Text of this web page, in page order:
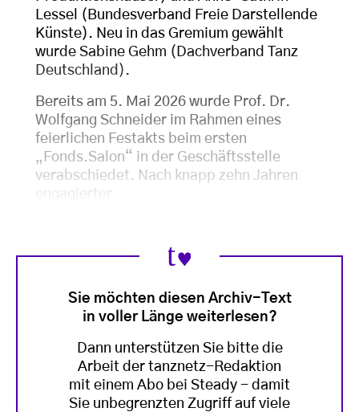
Lessel (Bundesverband Freie Darstellende
Künste). Neu in das Gremium gewählt
wurde Sabine Gehm (Dachverband Tanz
Deutschland).
Bereits am 5. Mai 2026 wurde Prof. Dr.
Wolfgang Schneider im Rahmen eines
feierlichen Festakts beim ersten
„Fonds.Salon“ in der Geschäftsstelle
verabschiedet. Nach knapp zehn Jahren
engagierter
Sie möchten diesen Archiv-Text
in voller Länge weiterlesen?
Dann unterstützen Sie bitte die
Arbeit der tanznetz-Redaktion
mit einem Abo bei Steady - damit
Sie unbegrenzten Zugriff auf viele